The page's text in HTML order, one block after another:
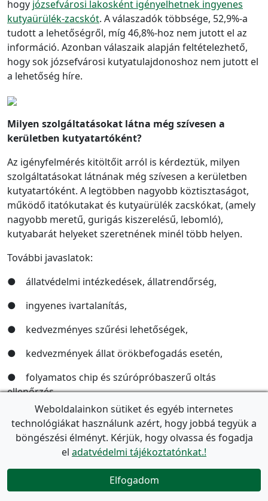
hogy józsefvárosi lakosként igényelhetnek ingyenes
kutyaürülék-zacskót. A válaszadók többsége, 52,9%-a
tudott a lehetőségről, míg 46,8%-hoz nem jutott el az
információ. Azonban válaszaik alapján feltételezhető,
hogy sok józsefvárosi kutyatulajdonoshoz nem jutott el
a lehetőség híre.
Milyen szolgáltatásokat látna még szívesen a
kerületben kutyatartóként?
Az igényfelmérés kitöltőit arról is kérdeztük, milyen
szolgáltatásokat látnának még szívesen a kerületben
kutyatartóként. A legtöbben nagyobb köztisztaságot,
működő itatókutakat és kutyaürülék zacskókat, (amely
nagyobb meretű, gurigás kiszerelésű, lebomló),
kutyabarát helyeket szeretnének minél több helyen.
További javaslatok:
● állatvédelmi intézkedések, állatrendőrség,
● ingyenes ivartalanítás,
● kedvezményes szűrési lehetőségek,
● kedvezmények állat örökbefogadás esetén,
● folyamatos chip és szúrópróbaszerű oltás
ellenőrzés,
● biztonságosabb kutyafuttatókat, parkokat,
● kutyaiskola, közösségi és szemléletformáló
programok, nevelés a gazdáknak,
● érzékenyítő program kisiskolások számára,
Weboldalainkon sütiket és egyéb internetes
technológiákat használunk azért, hogy jobbá tegyük a
böngészési élményt. Kérjük, hogy olvassa és fogadja
el adatvédelmi tájékoztatónkat.!
Elfogadom